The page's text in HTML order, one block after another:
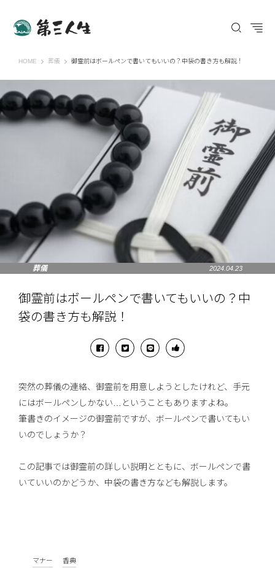
HOME 第三人生 〜寄り道の歩き方〜
葬儀 御霊前はボールペンで書いてもいいの？中袋の書き方も解説！
葬儀 2024.04.23
御霊前はボールペンで書いてもいいの？中
袋の書き方も解説！
突然の葬儀の連絡、御霊前を用意しようとしたけれど、手元
にはボールペンしかない…ということもありますよね。
筆書きのイメージの御霊前ですが、ボールペンで書いてもい
いのでしょうか？
この記事では御霊前の詳しい説明とともに、ボールペンで書
いていいのかどうか、中袋の書き方なども解説します。
マナー 香典